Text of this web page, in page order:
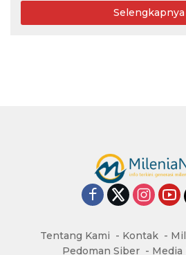
Selengkapnya
Tentang Kami Kontak
Pedoman Siber